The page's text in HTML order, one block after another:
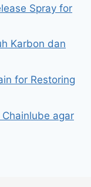
Spray for
Karbon dan
for Restoring
agar